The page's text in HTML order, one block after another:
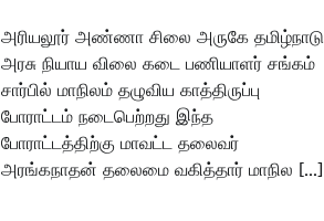
அரியலூர் அண்ணா சிலை அருகே தமிழ்நாடு
அரசு நியாய விலை கடை பணியாளர் சங்கம்
சார்பில் மாநிலம் தழுவிய காத்திருப்பு
போராட்டம் நடைபெற்றது இந்த
போராட்டத்திற்கு மாவட்ட தலைவர்
அரங்கநாதன் தலைமை வகித்தார் மாநில […]